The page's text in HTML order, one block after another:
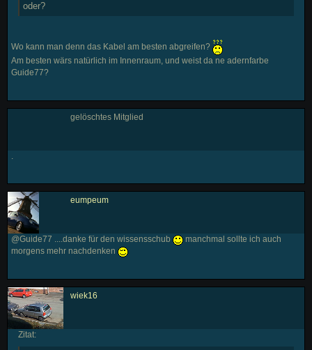
oder?
Wo kann man denn das Kabel am besten abgreifen?
Am besten wärs natürlich im Innenraum, und weist da ne adernfarbe
Guide77?
gelöschtes Mitglied
.
eumpeum
@Guide77 ....danke für den wissensschub
manchmal sollte ich auch
morgens mehr nachdenken
wiek16
Zitat: